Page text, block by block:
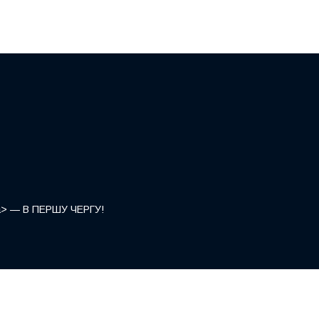
a> — В ПЕРШУ ЧЕРГУ!